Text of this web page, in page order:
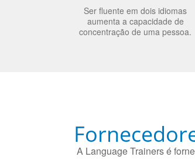
Ser fluente em dois idiomas
aumenta a capacidade de
concentração de uma pessoa.
A Language Trainers é